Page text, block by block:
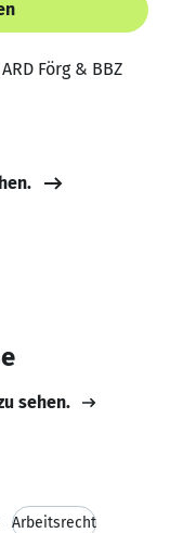
Förg & BBZ
sehen.
Arbeitsrecht